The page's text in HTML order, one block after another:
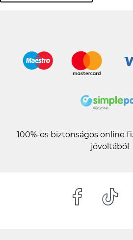
100%-os biztonságos online
jóvoltából